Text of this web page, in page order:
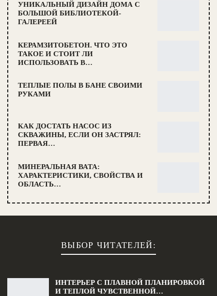
УНИКАЛЬНЫЙ ДИЗАЙН ДОМА С
БОЛЬШОЙ БИБЛИОТЕКОЙ-
ГАЛЕРЕЕЙ
КЕРАМЗИТОБЕТОН. ЧТО ЭТО
ТАКОЕ И СТОИТ ЛИ
ИСПОЛЬЗОВАТЬ В…
ТЕПЛЫЕ ПОЛЫ В БАНЕ СВОИМИ
РУКАМИ
КАК ДОСТАТЬ НАСОС ИЗ
СКВАЖИНЫ, ЕСЛИ ОН ЗАСТРЯЛ:
ПЕРВАЯ…
МИНЕРАЛЬНАЯ ВАТА:
ХАРАКТЕРИСТИКИ, СВОЙСТВА И
ОБЛАСТЬ…
ВЫБОР ЧИТАТЕЛЕЙ:
ИНТЕРЬЕР С ПЛАВНОЙ ПЛАНИРОВКОЙ
И ТЕПЛОЙ ЧУВСТВЕННОЙ…